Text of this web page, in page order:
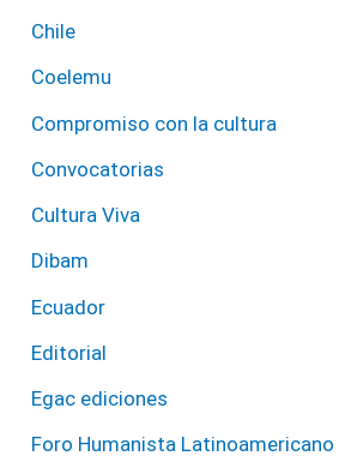
Chile
Coelemu
Compromiso con la cultura
Convocatorias
Cultura Viva
Dibam
Ecuador
Editorial
Egac ediciones
Foro Humanista Latinoamericano